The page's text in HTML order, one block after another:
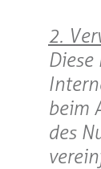
2.
beim
des